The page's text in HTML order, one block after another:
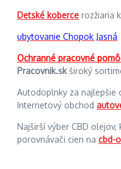
Detské koberce rozžiaria
ubytovanie Chopok Jasná
Ochranné pracovné
Pracovnik.skširoký
Autodoplnky za najlepšie
Internetový obchod
Najširší výber CBD
porovnávači cien na cbd-